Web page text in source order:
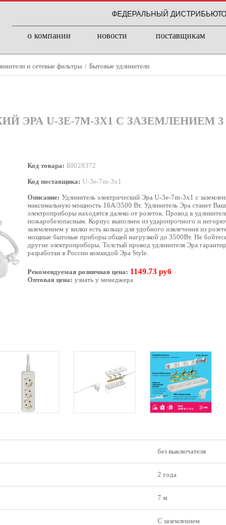
ФЕДЕРАЛЬНЫЙ ДИСТРИБЬЮТОР
о компании новости поставщикам
и сетевые фильтры / Бытовые удлинители
ЭРА U-3E-7M-3X1 С ЗАЗЕМЛЕНИЕМ
Код товара: Б0028372
Код поставщика: U-3e-7m-3x1
Описание: Удлинитель электрический Эра U-3e-7m-3x1 с
максимальную мощность 16А/3500 Вт. Удлинитель Эра станет
электроприборы находятся далеко от розеток. Провод в
пожаробезопасным. Корпус выполнен из ударопрочного и
заземлением у вилки есть кольцо для удобного извлечения из
мощные бытовые приборы общей нагрузкой до 3500Вт. Не
другие электроприборы. Толстый провод удлинителя Эра
разработан в России командой Эра Style.
Рекомендуемая розничная цена: 1149.73 руб
Оптовая цена: узнать у менеджера
без выключателя
2 года
7 м
С заземлением